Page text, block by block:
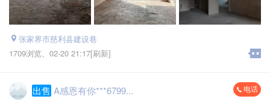
张家界市慈利县建设巷
1709浏览、 02-20 21:17[刷新]
出售 A感恩有你***6799... 电话